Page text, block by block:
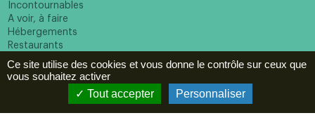
Incontournables
A voir, à faire
Hébergements
Restaurants
Agenda
ESPACE PRO
Newsletter
Ce site utilise des cookies et vous donne le contrôle sur ceux que
vous souhaitez activer
Tout accepter
Personnaliser